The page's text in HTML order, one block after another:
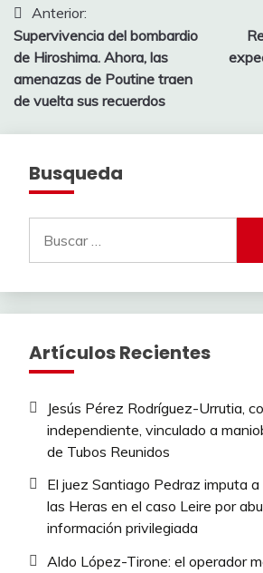
Navegación
de
entradas
Anterior:
Supervivencia del bombardio
de Hiroshima. Ahora, las
amenazas de Poutine traen
de vuelta sus recuerdos
Busqueda
Artículos Recientes
Jesús Pérez Rodríguez-Urrutia,
independiente, vinculado a
de Tubos Reunidos
El juez Santiago Pedraz imputa
las Heras en el caso Leire por
información privilegiada
Aldo López-Tirone: el operador